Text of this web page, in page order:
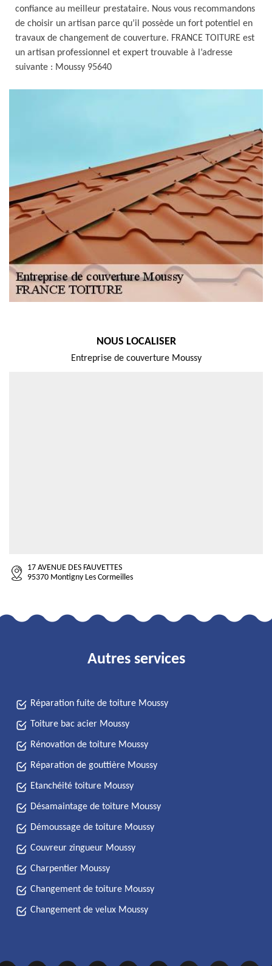
confiance au meilleur prestataire. Nous vous recommandons
de choisir un artisan parce qu’il possède un fort potentiel en
travaux de changement de couverture. FRANCE TOITURE est
un artisan professionnel et expert trouvable à l’adresse
suivante : Moussy 95640
NOUS LOCALISER
Entreprise de couverture Moussy
17 AVENUE DES FAUVETTES
95370 Montigny Les Cormeilles
Autres services
Réparation fuite de toiture Moussy
Toiture bac acier Moussy
Rénovation de toiture Moussy
Réparation de gouttière Moussy
Etanchéité toiture Moussy
Désamaintage de toiture Moussy
Démoussage de toiture Moussy
Couvreur zingueur Moussy
Charpentier Moussy
Changement de toiture Moussy
Changement de velux Moussy